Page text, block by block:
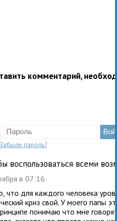
комментарий,
Забыли пароль?
воспользоваться всеми
в 07:16
что для каждого человека
криз свой. У моего папы
понимаю что мне